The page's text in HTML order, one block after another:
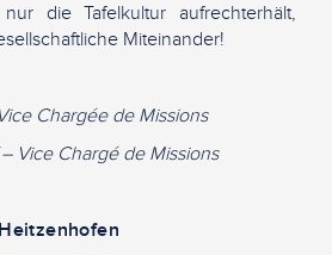
die Tafelkultur aufrechterhält,
Miteinander!
Chargée de Missions
Vice Chargé de Missions